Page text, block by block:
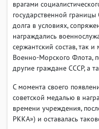
врагами
государственной
долга в условиях,
награждались
сержантский состав, так
Военно-Морского Флота,
другие граждане СССР, а
С момента своего
советской медалью в
времени учреждения,
РККА») и оставалась